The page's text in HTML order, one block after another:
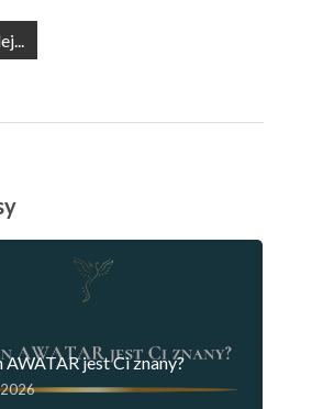
AWATAR jest Ci znany?